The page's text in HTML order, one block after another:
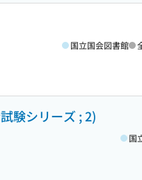
国立国会図書館
験シリーズ ; 2)
国